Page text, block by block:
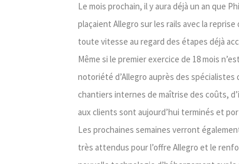
Le mois prochain, il y aura déjà un an que
plaçaient Allegro sur les rails avec la
toute vitesse au regard des étapes déjà
Même si le premier exercice de 18 mois
notoriété d’Allegro auprès des
chantiers internes de maîtrise des coûts,
aux clients sont aujourd’hui terminés et
Les prochaines semaines verront
très attendus pour l’offre Allegro et le